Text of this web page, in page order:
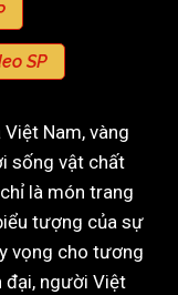
SP
Nam, vàng
sống vật chất
là món trang
tượng của sự
vọng cho tương
đại, người Việt